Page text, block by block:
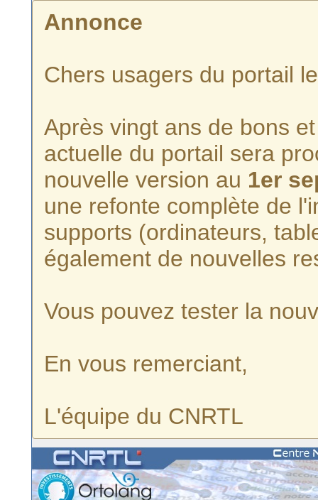
Annonce
Chers usagers du portail
Après vingt ans de bons
actuelle du portail sera
nouvelle version au 1er
une refonte complète de
supports (ordinateurs,
également de nouvelles
Vous pouvez tester la
En vous remerciant,
L'équipe du CNRTL